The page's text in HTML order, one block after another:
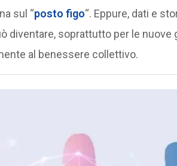
sul “posto figo“. Eppure, dati e
diventare, soprattutto per le nuove
al benessere collettivo.